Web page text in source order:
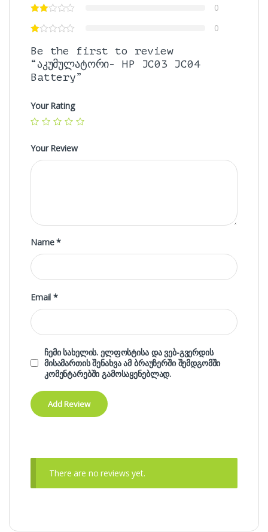
0
0
Be the first to review
“აკუმულატორი- HP JC03 JC04
Battery”
Your Rating
Your Review
Name*
Email*
ჩემი სახელის. ელფოსტისა და ვებ-გვერდის
მისამართის შენახვა ამ ბრაუზერში შემდგომში
კომენტარებში გამოსაყენებლად.
There are no reviews yet.